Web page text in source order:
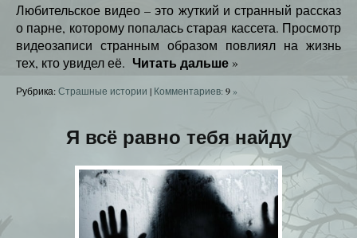
Любительское видео – это жуткий и странный рассказ
о парне, которому попалась старая кассета. Просмотр
видеозаписи странным образом повлиял на жизнь
тех, кто увидел её. Читать дальше »
Рубрика:Страшные истории | Комментариев: 9 »
Я всё равно тебя найду